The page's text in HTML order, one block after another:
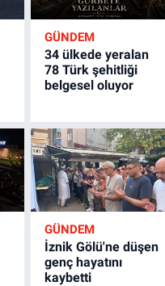
GÜNDEM
34 ülkede yeralan
78 Türk şehitliği
belgesel oluyor
GÜNDEM
İznik Gölü'ne düşen
genç hayatını
kaybetti